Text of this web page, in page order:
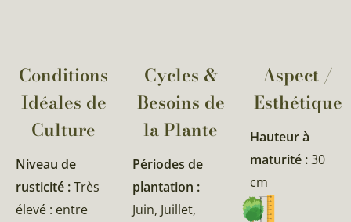
Conditions
Idéales de
Culture
Niveau de
rusticité :Très
élevé : entre
Cycles &
Besoins de
la Plante​
Périodes de
plantation :
Juin, Juillet,
Aspect /
Esthétique
Hauteur à
maturité :30
cm